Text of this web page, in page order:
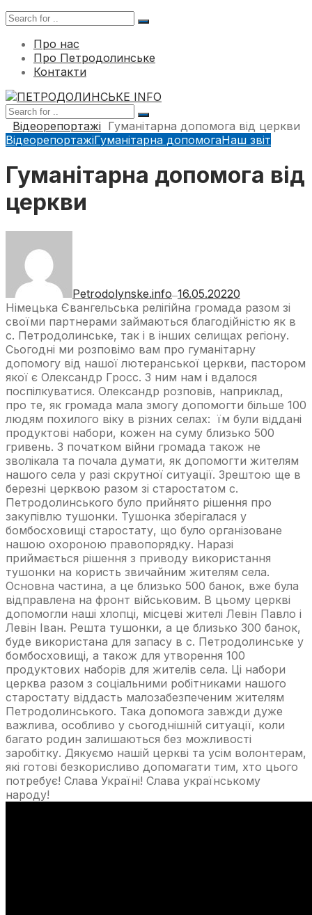
Про нас
Про Петродолинське
Контакти
Відеорепортажі Гуманітарна допомога від церкви
ВідеорепортажіГуманітарна допомогаНаш звіт
Гуманітарна допомога від
церкви
Petrodolynske.info—16.05.20220
Німецька Євангельська релігійна громада разом зі
своїми партнерами займаються благодійністю як в
с. Петродолинське, так і в інших селищах регіону.
Cьогодні ми розповімо вам про гуманітарну
допомогу від нашої лютеранської церкви, пастором
якої є Олександр Гросс. З ним нам і вдалося
поспілкуватися. Олександр розповів, наприклад,
про те, як громада мала змогу допомогти більше 100
людям похилого віку в різних селах: їм були віддані
продуктові набори, кожен на суму близько 500
гривень. З початком війни громада також не
зволікала та почала думати, як допомогти жителям
нашого села у разі скрутної ситуації. Зрештою ще в
березні церквою разом зі старостатом с.
Петродолинського було прийнято рішення про
закупівлю тушонки. Тушонка зберігалася у
бомбосховищі старостату, що було організоване
нашою охороною правопорядку. Наразі
приймається рішення з приводу використання
тушонки на користь звичайним жителям села.
Основна частина, а це близько 500 банок, вже була
відправлена на фронт військовим. В цьому церкві
допомогли наші хлопці, місцеві жителі Левін Павло і
Левін Іван. Решта тушонки, а це близько 300 банок,
буде використана для запасу в c. Петродолинське у
бомбосховищі, а також для утворення 100
продуктових наборів для жителів села. Ці набори
церква разом з соціальними робітниками нашого
старостату віддасть малозабезпеченим жителям
Петродолинського. Така допомога завжди дуже
важлива, особливо у сьогоднішній ситуації, коли
багато родин залишаються без можливості
заробітку. Дякуємо нашій церкві та усім волонтерам,
які готові безкорисливо допомагати тим, хто цього
потребує! Слава Україні! Слава українському
народу!